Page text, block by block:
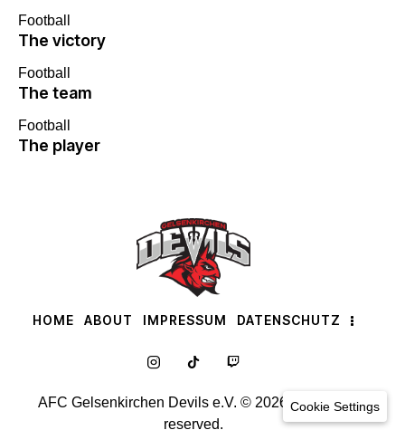
Football
The victory
Football
The team
Football
The player
HOME ABOUT IMPRESSUM DATENSCHUTZ
AFC Gelsenkirchen Devils e.V. © 2026. All rights
reserved.
Cookie Settings